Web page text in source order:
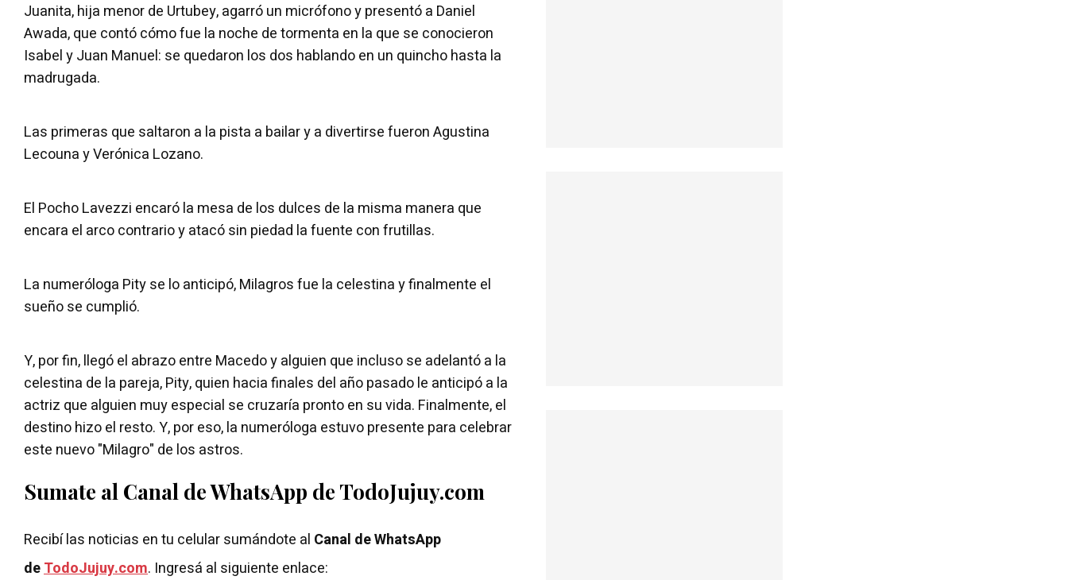
Juanita, hija menor de Urtubey, agarró un micrófono y presentó a Daniel
Awada, que contó cómo fue la noche de tormenta en la que se conocieron
Isabel y Juan Manuel: se quedaron los dos hablando en un quincho hasta la
madrugada.
Las primeras que saltaron a la pista a bailar y a divertirse fueron Agustina
Lecouna y Verónica Lozano.
El Pocho Lavezzi encaró la mesa de los dulces de la misma manera que
encara el arco contrario y atacó sin piedad la fuente con frutillas.
La numeróloga Pity se lo anticipó, Milagros fue la celestina y finalmente el
sueño se cumplió.
Y, por fin, llegó el abrazo entre Macedo y alguien que incluso se adelantó a la
celestina de la pareja, Pity, quien hacia finales del año pasado le anticipó a la
actriz que alguien muy especial se cruzaría pronto en su vida. Finalmente, el
destino hizo el resto. Y, por eso, la numeróloga estuvo presente para celebrar
este nuevo "Milagro" de los astros.
Sumate al Canal de WhatsApp de TodoJujuy.com
Recibí las noticias en tu celular sumándote al Canal de WhatsApp
deTodoJujuy.com. Ingresá al siguiente enlace: